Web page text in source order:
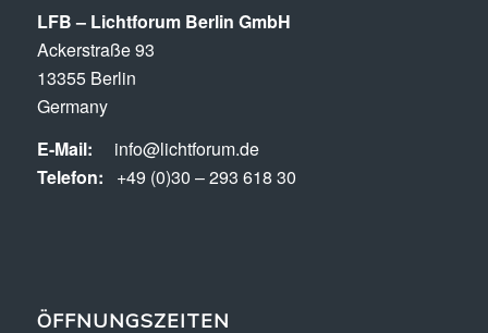
LFB – Lichtforum Berlin GmbH
Ackerstraße 93
13355 Berlin
Germany
E-Mail: info@lichtforum.de
Telefon: +49 (0)30 – 293 618 30
ÖFFNUNGSZEITEN